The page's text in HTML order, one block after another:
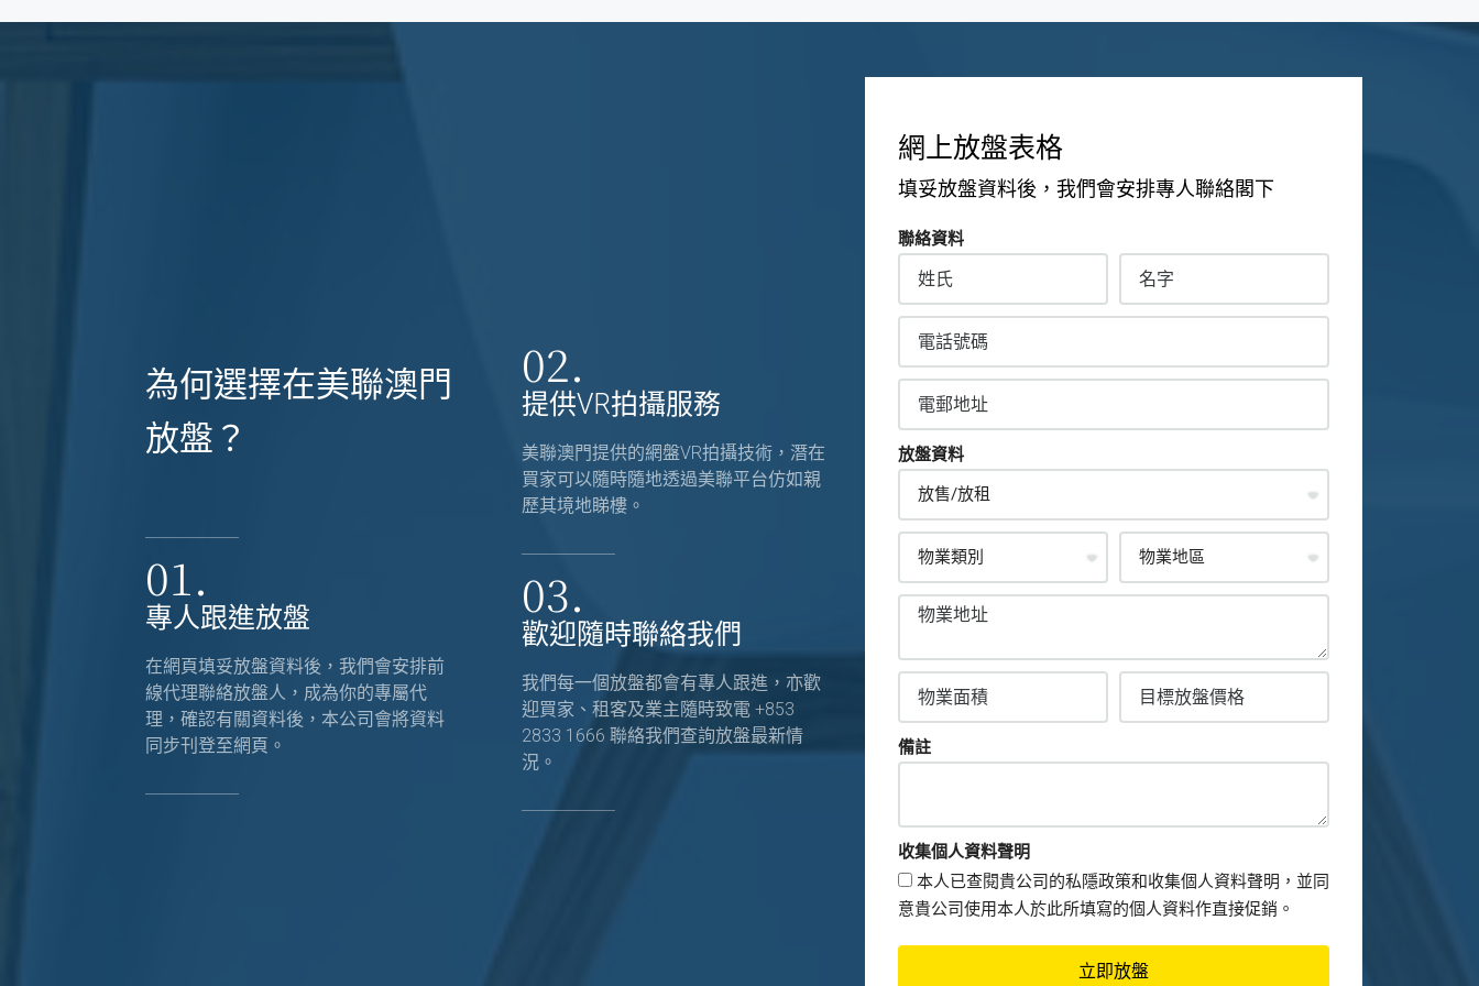
為何選擇在美聯澳門
放盤？
01.
專人跟進放盤
在網頁填妥放盤資料後，我們會安排前
線代理聯絡放盤人，成為你的專屬代
理，確認有關資料後，本公司會將資料
同步刊登至網頁。
02.
提供VR拍攝服務
美聯澳門提供的網盤VR拍攝技術，潛在
買家可以隨時隨地透過美聯平台仿如親
歷其境地睇樓。
03.
歡迎隨時聯絡我們
我們每一個放盤都會有專人跟進，亦歡
迎買家、租客及業主隨時致電 +853
2833 1666 聯絡我們查詢放盤最新情
況。
網上放盤表格
填妥放盤資料後，我們會安排專人聯絡閣下
聯絡資料
放盤資料
備註
收集個人資料聲明
本人已查閱貴公司的私隱政策和收集個人資料聲明，並同
意貴公司使用本人於此所填寫的個人資料作直接促銷。
立即放盤